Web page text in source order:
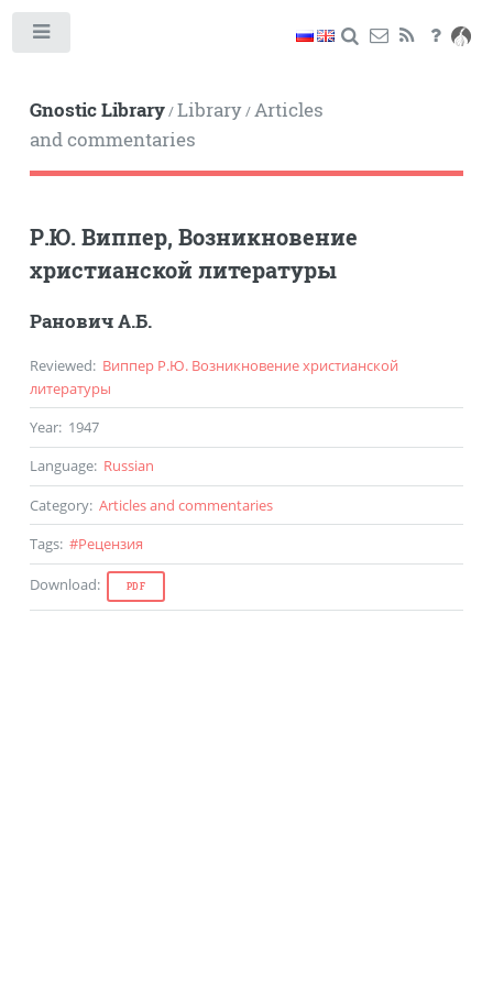
Gnostic Library/Library/Articles
and commentaries
Р.Ю. Виппер, Возникновение
христианской литературы
Ранович А.Б.
Reviewed: Виппер Р.Ю. Возникновение христианской
литературы
Year: 1947
Language: Russian
Category: Articles and commentaries
Tags: #Рецензия
Download: PDF